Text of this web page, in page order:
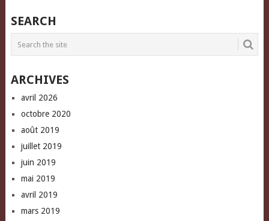
share
Facebook
(Opens
in
window)
Twitter
(Opens
in
window)
friend
SEARCH
ARCHIVES
avril 2026
octobre 2020
août 2019
juillet 2019
juin 2019
mai 2019
avril 2019
mars 2019